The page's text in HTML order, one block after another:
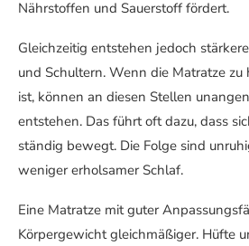
Nährstoffen und Sauerstoff fördert.
Gleichzeitig entstehen jedoch
und Schultern. Wenn die Matratze
ist, können an diesen Stellen
entstehen. Das führt oft dazu, dass
ständig bewegt. Die Folge sind
weniger erholsamer Schlaf.
Eine Matratze mit guter
Körpergewicht gleichmäßiger. Hüfte